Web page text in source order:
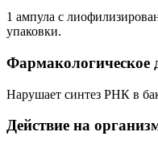
1 ампула с
упаковки.
Фармакологическое
Нарушает синтез РНК в
Действие на